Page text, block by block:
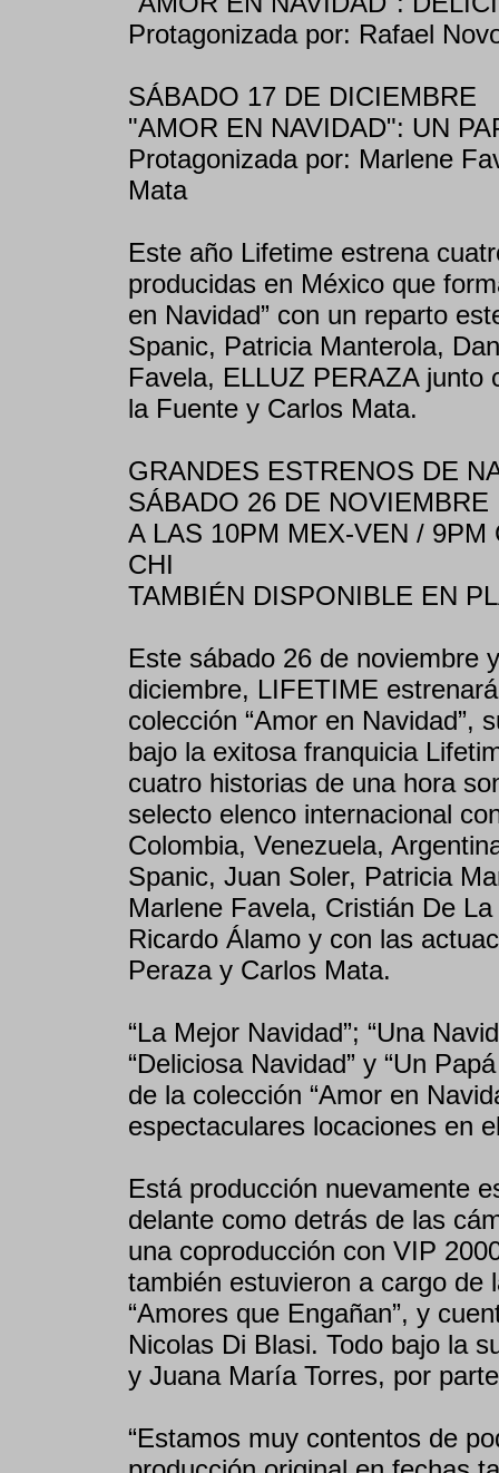
Protagonizada por: Rafael
SÁBADO 17 DE DICIEMBRE
"AMOR EN NAVIDAD": UN
Protagonizada por: Marlene
Mata
Este año Lifetime estrena
producidas en México que
en Navidad” con un reparto
Spanic, Patricia Manterola,
Favela, ELLUZ PERAZA junto
la Fuente y Carlos Mata.
GRANDES ESTRENOS DE
SÁBADO 26 DE NOVIEMBRE
A LAS 10PM MEX-VEN / 9PM
CHI
TAMBIÉN DISPONIBLE EN
Este sábado 26 de noviembre
diciembre, LIFETIME
colección “Amor en Navidad”,
bajo la exitosa franquicia
cuatro historias de una hora
selecto elenco internacional
Colombia, Venezuela,
Spanic, Juan Soler, Patricia
Marlene Favela, Cristián De
Ricardo Álamo y con las
Peraza y Carlos Mata.
“La Mejor Navidad”; “Una
“Deliciosa Navidad” y “Un
de la colección “Amor en
espectaculares locaciones en
Está producción nuevamente
delante como detrás de las
una coproducción con VIP
también estuvieron a cargo de
“Amores que Engañan”, y
Nicolas Di Blasi. Todo bajo la
y Juana María Torres, por
“Estamos muy contentos de